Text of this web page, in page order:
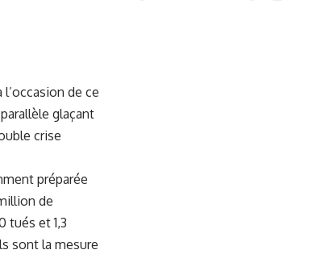
l’occasion de ce
glaçant
crise
préparée
de
tués et 1,3
sont la mesure